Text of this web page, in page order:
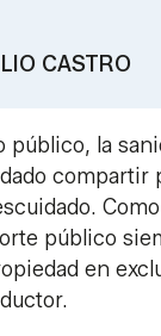
CASTRO
público, la
público
en